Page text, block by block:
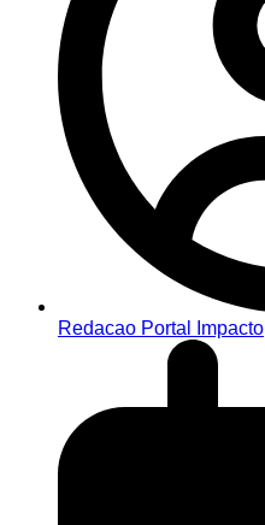
Redacao Portal Impacto